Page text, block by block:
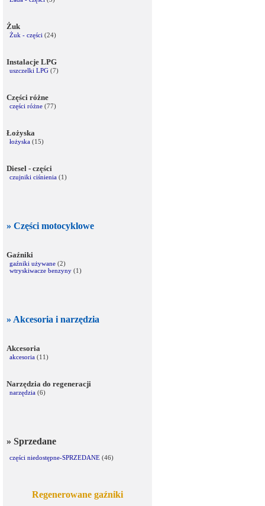
Żuk
Żuk - części (24)
Instalacje LPG
uszczelki LPG (7)
Części różne
części różne (77)
Łożyska
łożyska (15)
Diesel - części
czujniki ciśnienia (1)
» Części motocyklowe
Gaźniki
gaźniki używane (2)
wtryskiwacze benzyny (1)
» Akcesoria i narzędzia
Akcesoria
akcesoria (11)
Narzędzia do regeneracji
narzędzia (6)
» Sprzedane
części niedostępne-SPRZEDANE (46)
Regenerowane gaźniki